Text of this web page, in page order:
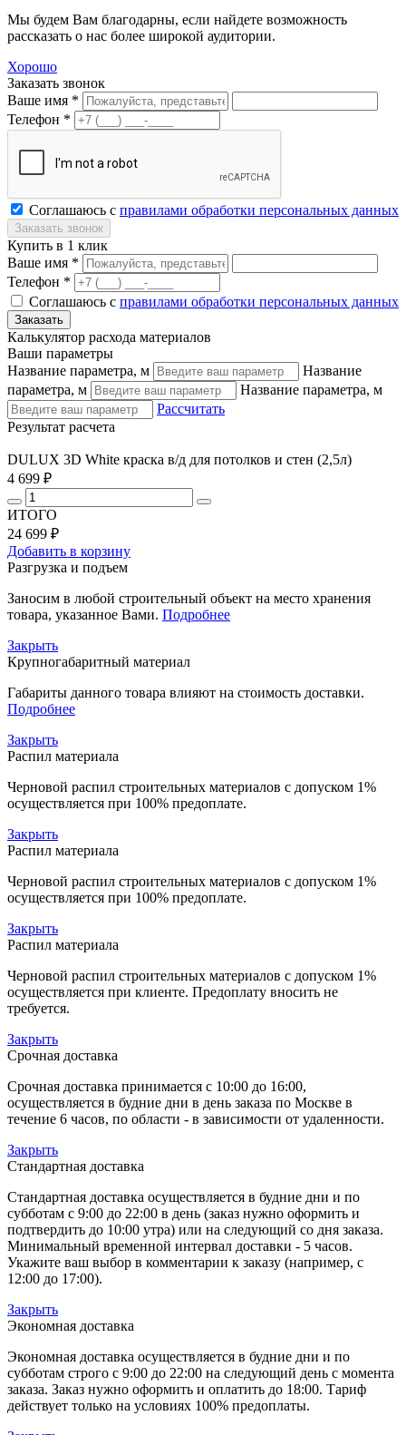
Мы будем Вам благодарны, если найдете возможность
рассказать о нас более широкой аудитории.
Хорошо
Заказать звонок
Ваше имя *
Телефон *
Соглашаюсь с правилами обработки персональных данных
Купить в 1 клик
Ваше имя *
Телефон *
Соглашаюсь с правилами обработки персональных данных
Калькулятор расхода материалов
Ваши параметры
Название параметра, м
Название
параметра, м
Название параметра, м
Рассчитать
Результат расчета
DULUX 3D White краска в/д для потолков и стен (2,5л)
4 699 ₽
ИТОГО
24 699 ₽
Добавить в корзину
Разгрузка и подъем
Заносим в любой строительный объект на место хранения
товара, указанное Вами. Подробнее
Закрыть
Крупногабаритный материал
Габариты данного товара влияют на стоимость доставки.
Подробнее
Закрыть
Распил материала
Черновой распил строительных материалов с допуском 1%
осуществляется при 100% предоплате.
Закрыть
Распил материала
Черновой распил строительных материалов с допуском 1%
осуществляется при 100% предоплате.
Закрыть
Распил материала
Черновой распил строительных материалов с допуском 1%
осуществляется при клиенте. Предоплату вносить не
требуется.
Закрыть
Срочная доставка
Срочная доставка принимается с 10:00 до 16:00,
осуществляется в будние дни в день заказа по Москве в
течение 6 часов, по области - в зависимости от удаленности.
Закрыть
Стандартная доставка
Стандартная доставка осуществляется в будние дни и по
субботам с 9:00 до 22:00 в день (заказ нужно оформить и
подтвердить до 10:00 утра) или на следующий со дня заказа.
Минимальный временной интервал доставки - 5 часов.
Укажите ваш выбор в комментарии к заказу (например, с
12:00 до 17:00).
Закрыть
Экономная доставка
Экономная доставка осуществляется в будние дни и по
субботам строго с 9:00 до 22:00 на следующий день с момента
заказа. Заказ нужно оформить и оплатить до 18:00. Тариф
действует только на условиях 100% предоплаты.